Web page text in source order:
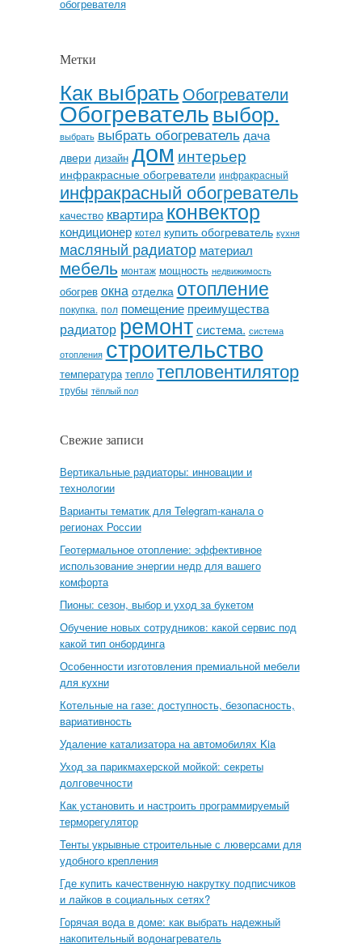
обогревателя
Метки
Как выбрать Обогреватели
Обогревательвыбор.
выбрать выбрать обогреватель дача
двери дизайн дом интерьер
инфракрасные обогреватели инфракрасный
инфракрасный обогреватель
качество квартираконвектор
кондиционер котел купить обогреватель кухня
масляный радиатор материал
мебель монтаж мощность недвижимость
обогрев окна отделка отопление
покупка. пол помещение преимущества
радиатор ремонт система. система
отопления строительство
температура тепло тепловентилятор
трубы тёплый пол
Свежие записи
Вертикальные радиаторы: инновации и
технологии
Варианты тематик для Telegram-канала о
регионах России
Геотермальное отопление: эффективное
использование энергии недр для вашего
комфорта
Пионы: сезон, выбор и уход за букетом
Обучение новых сотрудников: какой сервис под
какой тип онбординга
Особенности изготовления премиальной мебели
для кухни
Котельные на газе: доступность, безопасность,
вариативность
Удаление катализатора на автомобилях Kia
Уход за парикмахерской мойкой: секреты
долговечности
Как установить и настроить программируемый
терморегулятор
Тенты укрывные строительные с люверсами для
удобного крепления
Где купить качественную накрутку подписчиков
и лайков в социальных сетях?
Горячая вода в доме: как выбрать надежный
накопительный водонагреватель